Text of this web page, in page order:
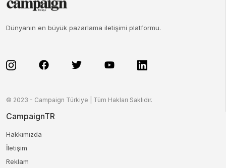
Dünyanın en büyük pazarlama iletişimi platformu.
© 2023 - Campaign Türkiye | Tüm Hakları Saklıdır.
CampaignTR
Hakkımızda
İletişim
Reklam